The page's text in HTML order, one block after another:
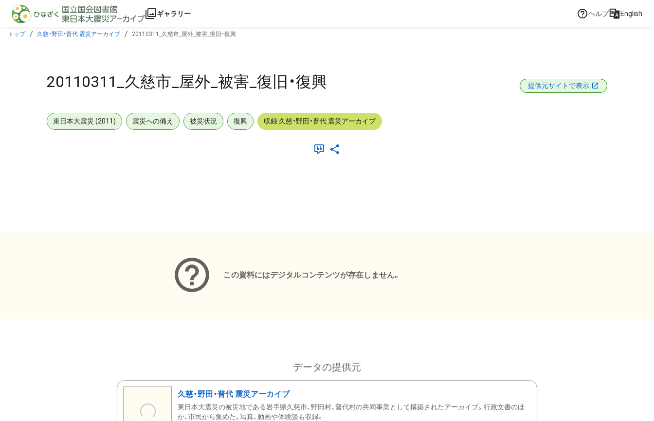
本文に飛ぶ
ギャラリー ヘルプ English
トップ 久慈・野田・普代 震災アーカイブ 20110311_久慈市_屋外_被害_復旧・復興
20110311_久慈市_屋外_被害_復旧・復興 提供元サイトで表示
東日本大震災 (2011) 震災への備え 被災状況 復興 収録:久慈・野田・普代 震災アーカイブ
この資料にはデジタルコンテンツが存在しません。
データの提供元
久慈・野田・普代 震災アーカイブ
東日本大震災の被災地である岩手県久慈市、野田村、普代村の共同事業として構築されたアーカイブ。行政文書のほ
か、市民から集めた、写真、動画や体験談も収録。